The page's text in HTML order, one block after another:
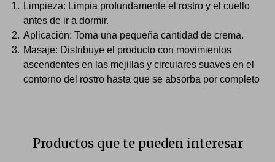
Limpieza: Limpia profundamente el rostro y el cuello
antes de ir a dormir.
Aplicación: Toma una pequeña cantidad de crema.
Masaje: Distribuye el producto con movimientos
ascendentes en las mejillas y circulares suaves en el
contorno del rostro hasta que se absorba por completo
Productos que te pueden interesar